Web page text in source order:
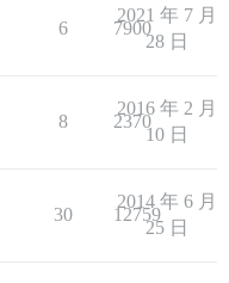
6 7900
2021 年 7 月
28 日
8 2370
2016 年 2 月
10 日
30 12759
2014 年 6 月
25 日